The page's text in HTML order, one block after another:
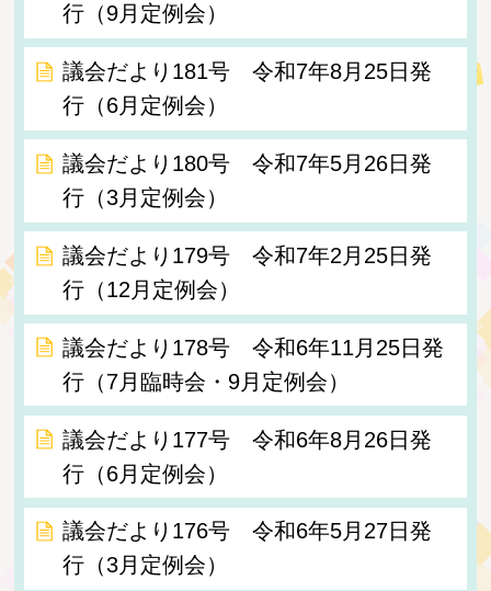
行（9月定例会）
議会だより181号 令和7年8月25日発
行（6月定例会）
議会だより180号 令和7年5月26日発
行（3月定例会）
議会だより179号 令和7年2月25日発
行（12月定例会）
議会だより178号 令和6年11月25日発
行（7月臨時会・9月定例会）
議会だより177号 令和6年8月26日発
行（6月定例会）
議会だより176号 令和6年5月27日発
行（3月定例会）